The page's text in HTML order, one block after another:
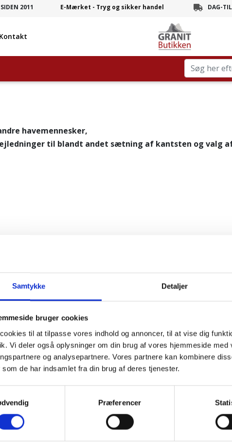
Samtykke Detaljer
bruger cookies
til at tilpasse vores indhold og annoncer, til at vise dig
Vi deler også oplysninger om din brug af vores hjemmeside med
og analysepartnere. Vores partnere kan kombinere
som de har indsamlet fra din brug af deres tjenester.
Præferencer
havemennesker,
til blandt andet sætning af kantsten og valg
2011 E-Mærket - Tryg og sikker handel DAG-
Kontakt